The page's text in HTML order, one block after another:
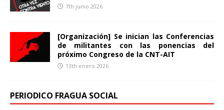
7th junio 2026
[Organización] Se inician las Conferencias
de militantes con las ponencias del
próximo Congreso de la CNT-AIT
13th enero 2026
PERIODICO FRAGUA SOCIAL